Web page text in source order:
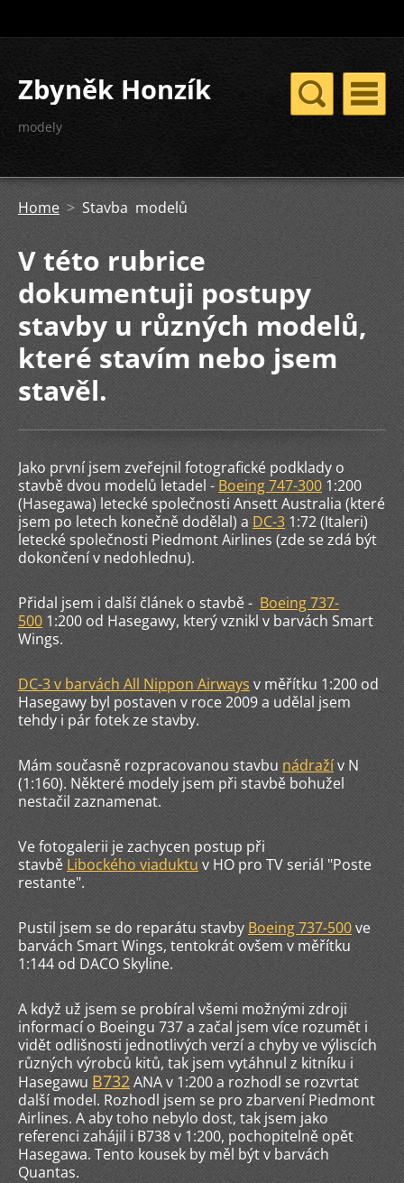
Zbyněk Honzík
modely
Home > Stavba modelů
V této rubrice
dokumentuji postupy
stavby u různých modelů,
které stavím nebo jsem
stavěl.
Jako první jsem zveřejnil fotografické podklady o
stavbě dvou modelů letadel - Boeing 747-300 1:200
(Hasegawa) letecké společnosti Ansett Australia (které
jsem po letech konečně dodělal) a DC-3 1:72 (Italeri)
letecké společnosti Piedmont Airlines (zde se zdá být
dokončení v nedohlednu).
Přidal jsem i další článek o stavbě - Boeing 737-
500 1:200 od Hasegawy, který vznikl v barvách Smart
Wings.
DC-3v barvách All Nippon Airwaysv měřítku 1:200 od
Hasegawy byl postaven v roce 2009 a udělal jsem
tehdy i pár fotek ze stavby.
Mám současně rozpracovanou stavbu nádražív N
(1:160). Některé modely jsem při stavbě bohužel
nestačil zaznamenat.
Ve fotogalerii je zachycen postup při
stavběLibockého viaduktu v HO pro TV seriál "Poste
restante".
Pustil jsem se do reparátu stavby Boeing 737-500ve
barvách Smart Wings, tentokrát ovšem v měřítku
1:144 od DACO Skyline.
A když už jsem se probíral všemi možnými zdroji
informací o Boeingu 737 a začal jsem více rozumět i
vidět odlišnosti jednotlivých verzí a chyby ve výliscích
různých výrobců kitů, tak jsem vytáhnul z kitníku i
Hasegawu B732ANA v 1:200 a rozhodl se rozvrtat
další model. Rozhodl jsem se pro zbarvení Piedmont
Airlines. A aby toho nebylo dost, tak jsem jako
referenci zahájil i B738 v 1:200, pochopitelně opět
Hasegawa. Tento kousek by měl být v barvách
Quantas.